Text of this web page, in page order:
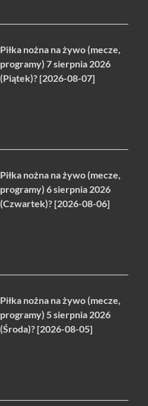
Piłka nożna na żywo (mecze,
programy) 7 sierpnia 2026
(Piątek)? [2026-08-07]
Piłka nożna na żywo (mecze,
programy) 6 sierpnia 2026
(Czwartek)? [2026-08-06]
Piłka nożna na żywo (mecze,
programy) 5 sierpnia 2026
(Środa)? [2026-08-05]